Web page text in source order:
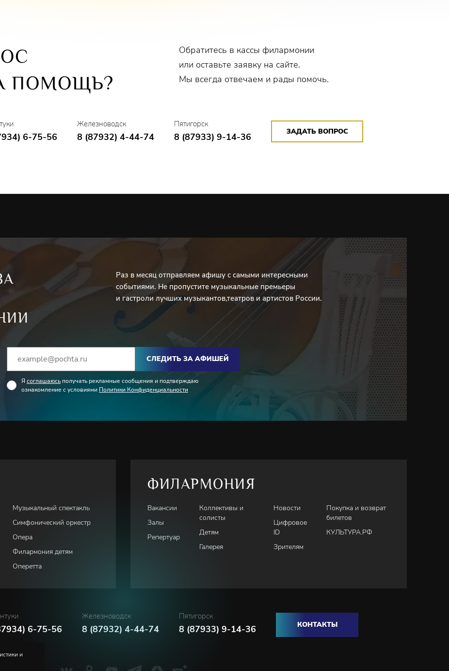
ПОМОЩЬ?
Обратитесь в кассы филармонии
или оставьте заявку на сайте.
Мы всегда отвечаем и рады помочь.
6-75-56
Железноводск
8 (87932) 4-44-74
Пятигорск
8 (87933) 9-14-36 ЗАДАТЬ ВОПРОС
Раз в месяц отправляем афишу с самыми интересными
событиями. Не пропустите музыкальные премьеры
и гастроли лучших музыкантов,театров и артистов России.
СЛЕДИТЬ ЗА АФИШЕЙ
Я соглашаюсь получать рекламные сообщения и подтверждаю
ознакомление с условиями Политики Конфиденциальности
Музыкальный спектакль
Симфонический оркестр
Опера
Филармония детям
Оперетта
ФИЛАРМОНИЯ
Вакансии
Залы
Репертуар
Коллективы и
солисты
Детям
Галерея
Новости
Цифровое
ID
Зрителям
Покупка и возврат
билетов
КУЛЬТУРА.РФ
6-75-56
Железноводск
8 (87932) 4-44-74
Пятигорск
8 (87933) 9-14-36 КОНТАКТЫ
и